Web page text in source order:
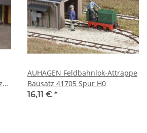
AUHAGEN Feldbahnlok-Attrappe
Bausatz 41705 Spur H0
16,11 € *